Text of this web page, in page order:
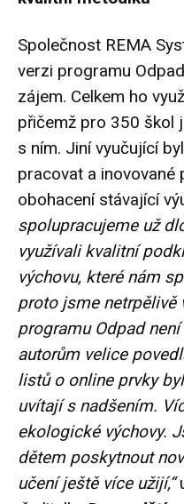
Společnost REMA
verzi programu
zájem. Celkem ho
přičemž pro 350 škol
s ním. Jiní vyučující
pracovat a inovované
obohacení stávající
spolupracujeme už
využívali kvalitní
výchovu, které nám
proto jsme netrpělivě
programu Odpad
autorům velice
listů o online prvky
uvítají s nadšením.
ekologické výchovy.
dětem poskytnout
učení ještě více užijí,“